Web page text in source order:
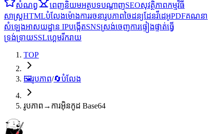
សំណព្វ ពេញនិយមអត្ថបទបណ្តាញSEOសុវត្ថិភាពកម្មវិធី
សាស្ត្រHTMLបំលែងម៉ោងការរចនារូបភាពចៃដន្យដែនវីដេអូPDFគណនា
សំឡេងអាសយដ្ឋាន IPបង្កើតSNSស្រង់ចេញការផ្ទៀងផ្ទាត់ធ្វើ
ទ្រង់ទ្រាយSSLហ្គេមរីករាយ
TOP
🖼️រូបភាព/🔄បំលែង
រូបភាព→ការអ៊ិនកូដ Base64